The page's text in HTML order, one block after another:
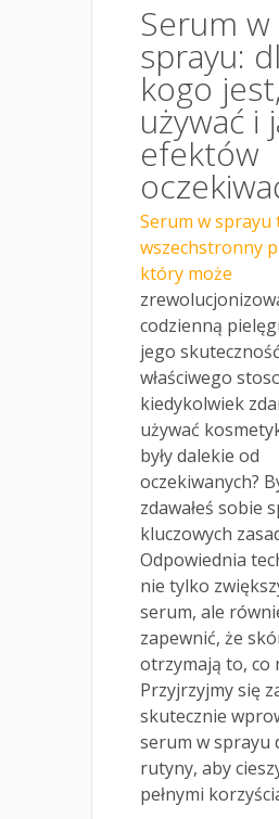
Serum w
sprayu:
kogo
używać i
efektów
Serum w sprayu
wszechstronny
który może
codzienną
jego
właściwego
kiedykolwiek
używać
były dalekie od
oczekiwanych?
zdawałeś sobie
kluczowych
Odpowiednia
nie tylko
serum, ale
zapewnić, że
otrzymają to, co
Przyjrzyjmy się
skutecznie
serum w sprayu
rutyny, aby
pełnymi